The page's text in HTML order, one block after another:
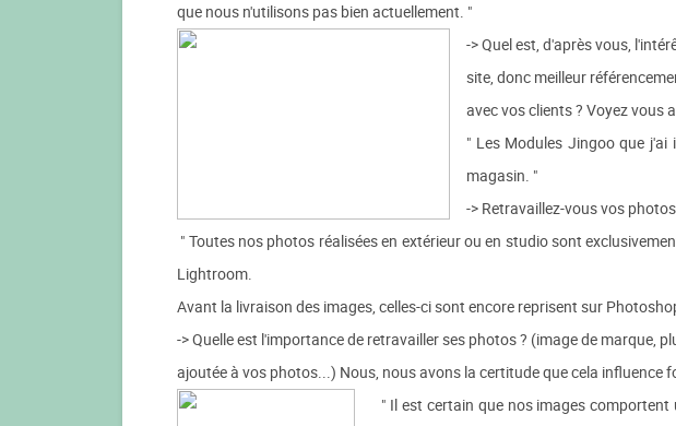
que nous n'utilisons pas bien actuellement. "
-> Quel est, d'après vous,
site, donc meilleur
avec vos clients ? Voyez vous
" Les Modules Jingoo que
magasin. "
-> Retravaillez-vous vos
" Toutes nos photos réalisées en extérieur ou en studio sont
Lightroom.
Avant la livraison des images, celles-ci sont encore reprisent sur
-> Quelle est l'importance de retravailler ses photos ? (image de
ajoutée à vos photos...) Nous, nous avons la certitude que cela influence
" Il est certain que nos images